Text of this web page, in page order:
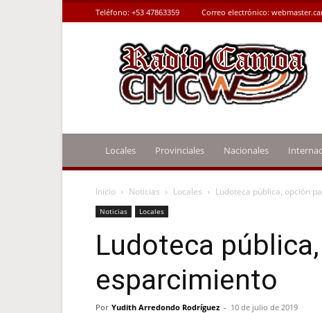
Teléfono: +53 47863359 Correo electrónico:
Radio
Camoa
Locales Provinciales Nacionales
Inicio Noticias Locales Ludoteca pública, opción
Noticias Locales
Ludoteca
esparcimiento
Por Yudith Arredondo Rodríguez - 10 de julio de 2019